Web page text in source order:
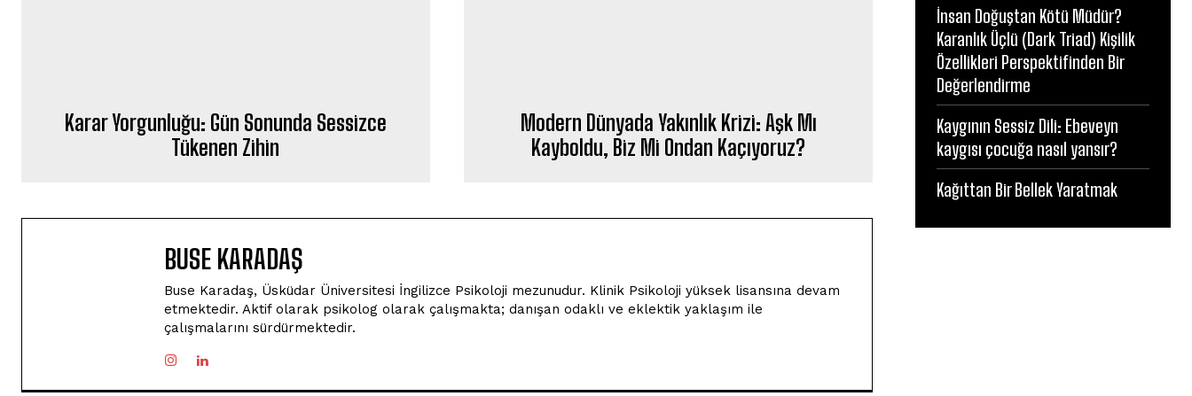
Karar Yorgunluğu: Gün Sonunda Sessizce
Tükenen Zihin
Modern Dünyada Yakınlık Krizi: Aşk Mı
Kayboldu, Biz Mi Ondan Kaçıyoruz?
BUSE KARADAŞ
Buse Karadaş, Üsküdar Üniversitesi İngilizce Psikoloji mezunudur. Klinik Psikoloji yüksek lisansına devam
etmektedir. Aktif olarak psikolog olarak çalışmakta; danışan odaklı ve eklektik yaklaşım ile
çalışmalarını sürdürmektedir.
İnsan Doğuştan Kötü Müdür?
Karanlık Üçlü (Dark Triad) Kişilik
Özellikleri Perspektifinden Bir
Değerlendirme
Kaygının Sessiz Dili: Ebeveyn
kaygısı çocuğa nasıl yansır?
Kağıttan Bir Bellek Yaratmak